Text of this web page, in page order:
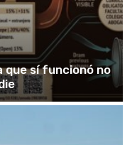
sí funcionó no